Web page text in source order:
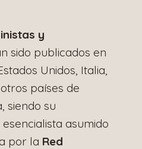
y
sido publicados en
Unidos, Italia,
países de
siendo su
asumido
por la Red